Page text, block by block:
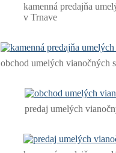
kamenná predajňa
v Trnave
obchod umelých vianočných
predaj umelých